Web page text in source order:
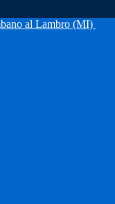
al Lambro (MI)